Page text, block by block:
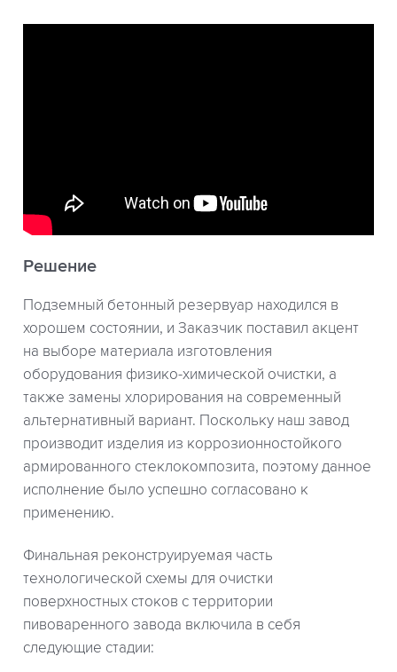
Решение
Подземный бетонный резервуар находился в
хорошем состоянии, и Заказчик поставил акцент
на выборе материала изготовления
оборудования физико-химической очистки, а
также замены хлорирования на современный
альтернативный вариант. Поскольку наш завод
производит изделия из коррозионностойкого
армированного стеклокомпозита, поэтому данное
исполнение было успешно согласовано к
применению.
Финальная реконструируемая часть
технологической схемы для очистки
поверхностных стоков с территории
пивоваренного завода включила в себя
следующие стадии: